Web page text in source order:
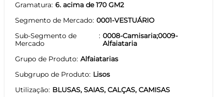
Gramatura 6. acima de 170 GM2
Segmento de Mercado 0001-VESTUÁRIO
Sub-Segmento de
Mercado
0008-Camisaria;0009-
Alfaiataria
Grupo de Produto Alfaiatarias
Subgrupo de Produto Lisos
Utilização BLUSAS, SAIAS, CALÇAS, CAMISAS